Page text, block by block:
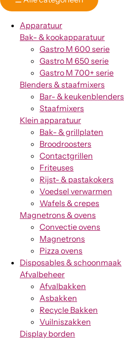
Apparatuur
Bak- & kookapparatuur
Gastro M 600 serie
Gastro M 650 serie
Gastro M 700+ serie
Blenders & staafmixers
Bar- & keukenblenders
Staafmixers
Klein apparatuur
Bak- & grillplaten
Broodroosters
Contactgrillen
Friteuses
Rijst- & pastakokers
Voedsel verwarmen
Wafels & crepes
Magnetrons & ovens
Convectie ovens
Magnetrons
Pizza ovens
Disposables & schoonmaak
Afvalbeheer
Afvalbakken
Asbakken
Recycle Bakken
Vuilniszakken
Display borden